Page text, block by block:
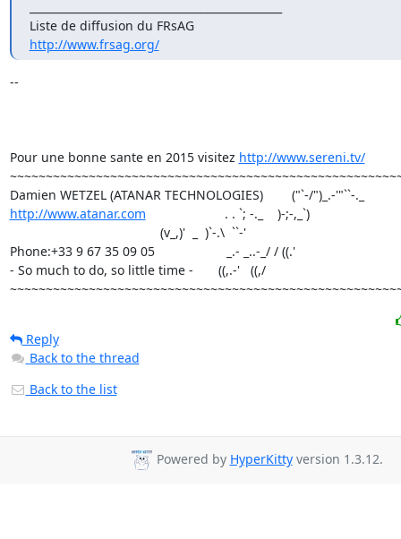
Liste de diffusion du FRsAG
http://www.frsag.org/
--
Pour une bonne sante en 2015 visitez http://www.sereni.tv/
http://www.atanar.com
                      . . `; -._    )-;-,_`)
Phone:+33 9 67 35 09 05                    _.- _..-_/ / ((.'
- So much to do, so little time -       ((,.-'   ((,/
Reply
Back to the thread
Back to the list
Powered by HyperKittyversion 1.3.12.